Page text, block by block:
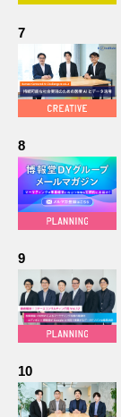
7
8
9
10